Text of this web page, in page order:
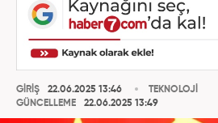
GİRİŞ
22.06.2025 13:46
GÜNCELLEME
22.06.2025 13:49
TEKNOLOJİ